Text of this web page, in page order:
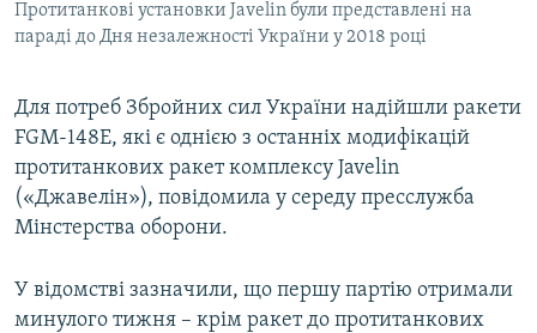
ПОДКАСТИ
РУС
УКР
КТАТ
Протитанкові установки Javelin були представлені на
параді до Дня незалежності України у 2018 році
Для потреб Збройних сил України надійшли ракети
FGM-148E, які є однією з останніх модифікацій
протитанкових ракет комплексу Javelin
(«Джавелін»), повідомила у середу пресслужба
Мінстерства оборони.
У відомстві зазначили, що першу партію отримали
минулого тижня – крім ракет до протитанкових